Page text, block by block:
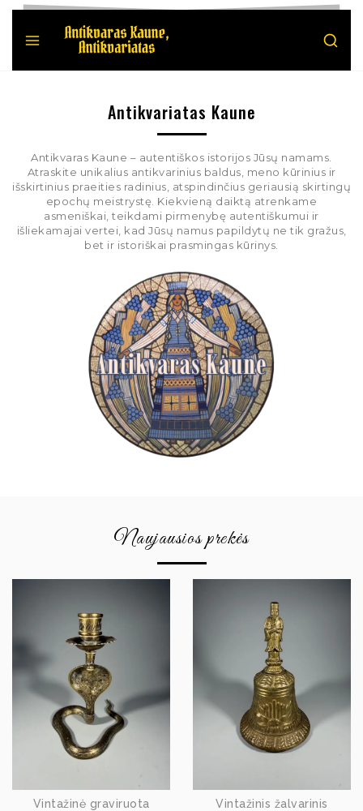
Antikvariatas Kaune
Antikvaras Kaune – autentiškos istorijos Jūsų namams.
Atraskite unikalius antikvarinius baldus, meno kūrinius ir
išskirtinius praeities radinius, atspindinčius geriausią skirtingų
epochų meistrystę. Kiekvieną daiktą atrenkame
asmeniškai, teikdami pirmenybę autentiškumui ir
išliekamajai vertei, kad Jūsų namus papildytų ne tik gražus,
bet ir istoriškai prasmingas kūrinys.
Naujausios prekės
Vintažinė graviruota
Vintažinis žalvarinis